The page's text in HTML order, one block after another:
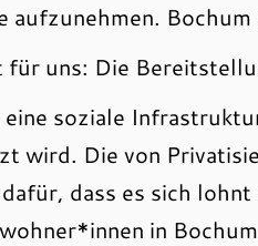
uns: Die
soziale
wird. Die von
dass es sich
in